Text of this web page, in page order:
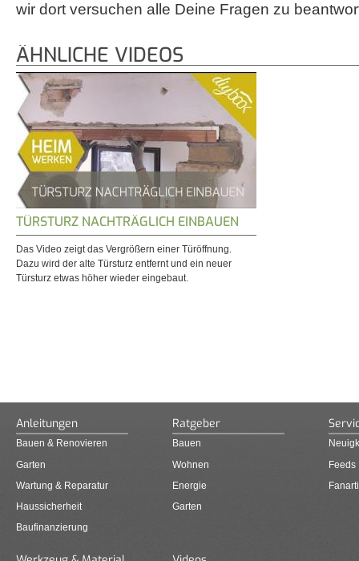
wir dort versuchen alle Deine Fragen zu
ÄHNLICHE VIDEOS
TÜRSTURZ NACHTRÄGLICH EINBAUEN
Das Video zeigt das Vergrößern einer Türöffnung.
Dazu wird der alte Türsturz entfernt und ein neuer
Türsturz etwas höher wieder eingebaut.
Anleitungen
Bauen & Renovieren
Garten
Wartung & Reparatur
Haussicherheit
Baufinanzierung
Ratgeber
Bauen
Wohnen
Energie
Garten
Feeds